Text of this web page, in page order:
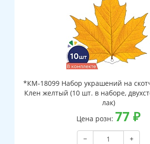
*КМ-18099 Набор украшений на
Клен желтый (10 шт. в наборе,
лак)
Цена розн: 77 ₽
−
+